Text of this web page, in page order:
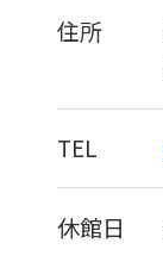
住所
TEL
休館日